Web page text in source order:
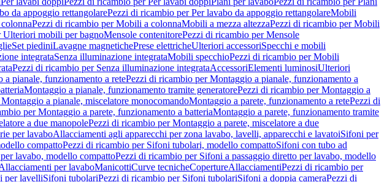
da appoggio rettangolarePezzi di ricambio per Per lavabo da appoggio rettangolareMobili
Pezzi di ricambio per Mobili a colonnaMobili a mezza altezzaPezzi di ricambio per Mobili
Ulteriori mobili per bagnoMensole contenitorePezzi di ricambio per Mensole
Set piediniLavagne magnetichePrese elettricheUlteriori accessoriSpecchi e mobili
integrataSenza illuminazione integrataMobili specchioPezzi di ricambio per Mobili
Pezzi di ricambio per Senza illuminazione integrataAccessoriElementi luminosiUlteriori
a pianale, funzionamento a retePezzi di ricambio per Montaggio a pianale, funzionamento a
Montaggio a pianale, funzionamento tramite generatorePezzi di ricambio per Montaggio a
a pianale, miscelatore monocomandoMontaggio a parete, funzionamento a retePezzi di
per Montaggio a parete, funzionamento a batteriaMontaggio a parete, funzionamento tramite
a due manopolePezzi di ricambio per Montaggio a parete, miscelatore a due
per lavaboAllacciamenti agli apparecchi per zona lavabo, lavelli, apparecchi e lavatoiSifoni per
compattoPezzi di ricambio per Sifoni tubolari, modello compattoSifoni con tubo ad
lavabo, modello compattoPezzi di ricambio per Sifoni a passaggio diretto per lavabo, modello
per lavaboManicottiCurve tecnicheCopertureAllacciamentiPezzi di ricambio per
per lavelliSifoni tubolariPezzi di ricambio per Sifoni tubolariSifoni a doppia cameraPezzi di